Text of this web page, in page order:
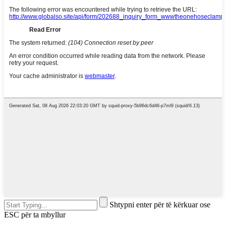
Shtypni enter për të kërkuar ose
ESC për ta mbyllur